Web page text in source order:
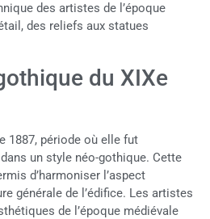
des artistes de l’époque
des reliefs aux statues
du XIXe
1887, période où elle fut
un style néo-gothique. Cette
d’harmoniser l’aspect
générale de l’édifice. Les artistes
de l’époque médiévale